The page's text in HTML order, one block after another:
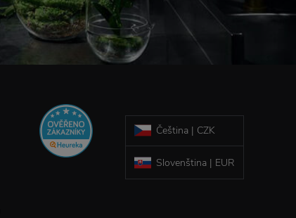
Čeština | CZK
Slovenština | EUR